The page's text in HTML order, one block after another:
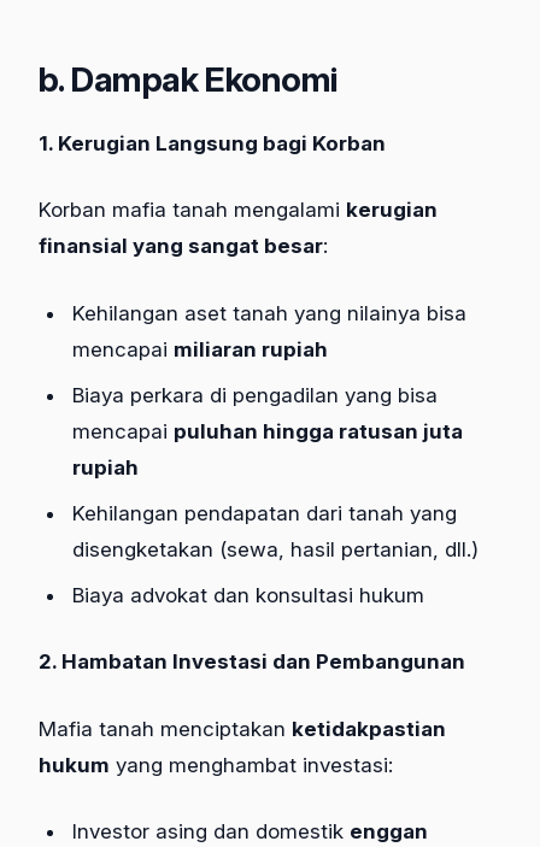
b. Dampak Ekonomi
1. Kerugian Langsung bagi Korban
Korban mafia tanah mengalami kerugian
finansial yang sangat besar:
Kehilangan aset tanah yang nilainya bisa
mencapai miliaran rupiah
Biaya perkara di pengadilan yang bisa
mencapai puluhan hingga ratusan juta
rupiah
Kehilangan pendapatan dari tanah yang
disengketakan (sewa, hasil pertanian, dll.)
Biaya advokat dan konsultasi hukum
2. Hambatan Investasi dan Pembangunan
Mafia tanah menciptakan ketidakpastian
hukum yang menghambat investasi:
Investor asing dan domestik enggan